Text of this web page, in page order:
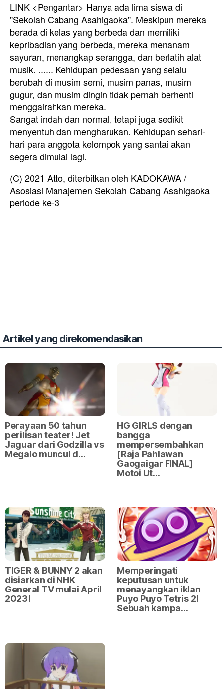
LINK <Pengantar> Hanya ada lima siswa di
"Sekolah Cabang Asahigaoka". Meskipun mereka
berada di kelas yang berbeda dan memiliki
kepribadian yang berbeda, mereka menanam
sayuran, menangkap serangga, dan berlatih alat
musik. ...... Kehidupan pedesaan yang selalu
berubah di musim semi, musim panas, musim
gugur, dan musim dingin tidak pernah berhenti
menggairahkan mereka.
Sangat indah dan normal, tetapi juga sedikit
menyentuh dan mengharukan. Kehidupan sehari-
hari para anggota kelompok yang santai akan
segera dimulai lagi.
(C) 2021 Atto, diterbitkan oleh KADOKAWA /
Asosiasi Manajemen Sekolah Cabang Asahigaoka
periode ke-3
Artikel yang direkomendasikan
Perayaan 50 tahun
perilisan teater! Jet
Jaguar dari Godzilla vs
Megalo muncul d…
HG GIRLS dengan
bangga
mempersembahkan
[Raja Pahlawan
Gaogaigar FINAL]
Motoi Ut…
TIGER & BUNNY 2 akan
disiarkan di NHK
General TV mulai April
2023!
Memperingati
keputusan untuk
menayangkan iklan
Puyo Puyo Tetris 2!
Sebuah kampa…